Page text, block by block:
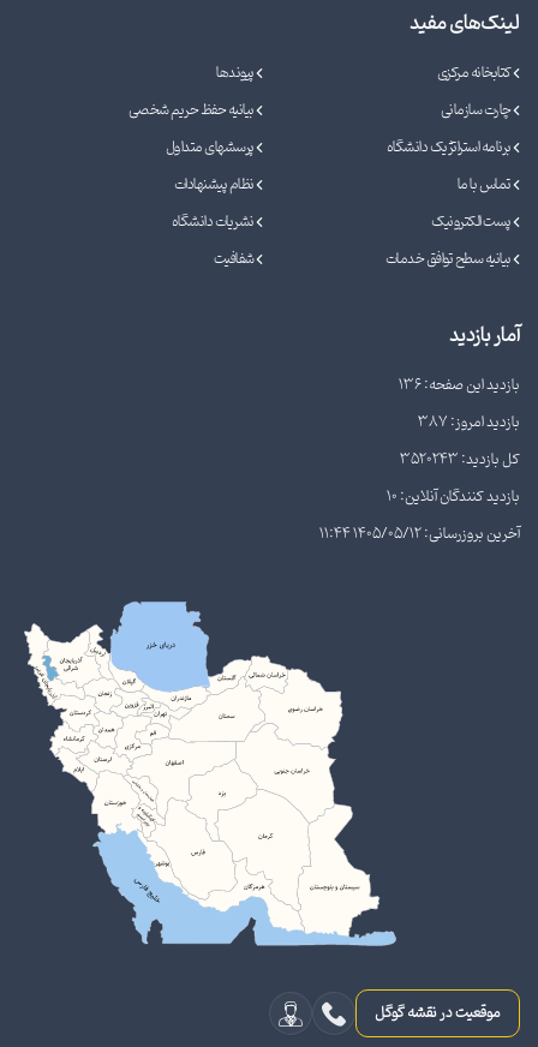
لینک‌های مفید
کتابخانه مرکزی
پیوندها
چارت سازمانی
بیانیه حفظ حریم شخصی
برنامه استراتژیک دانشگاه
پرسشهای متداول
تماس با ما
نظام پیشنهادات
پست الکترونیک
نشریات دانشگاه
بیانیه سطح توافق خدمات
شفافیت
آمار بازدید
بازدید این صفحه: 136
بازدید امروز: 387
کل بازدید: 3520243
بازدید کنندگان آنلاین: 10
آخرین بروزرسانی: 1405/05/12 11:44
موقعیت در نقشه گوگل